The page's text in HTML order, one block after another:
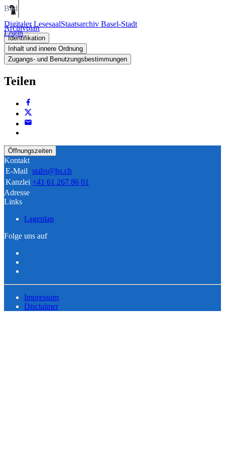
Digitaler LesesaalStaatsarchiv Basel-Stadt
Login
Bild
Archivplan
Identifikation
Inhalt und innere Ordnung
Zugangs- und Benutzungsbestimmungen
Teilen
Öffnungszeiten
Kontakt
E-Mail stabs@bs.ch
Kanzlei +41 61 267 86 01
Adresse
Links
Lageplan
Folge uns auf
Impressum
Disclaimer